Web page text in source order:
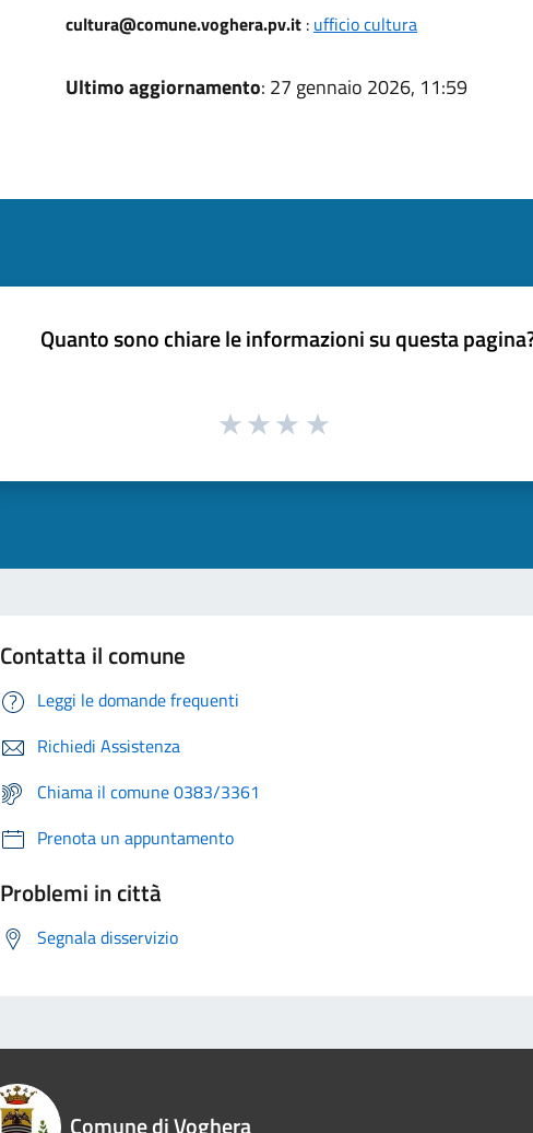
cultura@comune.voghera.pv.it: ufficio cultura
Ultimo aggiornamento: 27 gennaio 2026, 11:59
Quanto sono chiare le informazioni su questa
Contatta il comune
Leggi le domande frequenti
Richiedi Assistenza
Chiama il comune 0383/3361
Prenota un appuntamento
Problemi in città
Segnala disservizio
Comune di Voghera